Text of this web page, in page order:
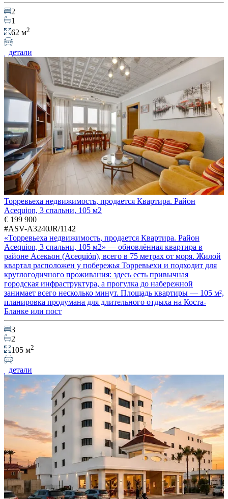
2
1
62 м2
детали
Торревьеха недвижимость, продается Квартира. Район
Acequion, 3 спальни, 105 м2
€ 199 900
#ASV-A3240JR/1142
«Торревьеха недвижимость, продается Квартира. Район
Acequion, 3 спальни, 105 м2» — обновлённая квартира в
районе Асекьон (Acequión), всего в 75 метрах от моря. Жилой
квартал расположен у побережья Торревьехи и подходит для
круглогодичного проживания: здесь есть привычная
городская инфраструктура, а прогулка до набережной
занимает всего несколько минут. Площадь квартиры — 105 м²,
планировка продумана для длительного отдыха на Коста-
Бланке или пост
3
2
105 м2
детали